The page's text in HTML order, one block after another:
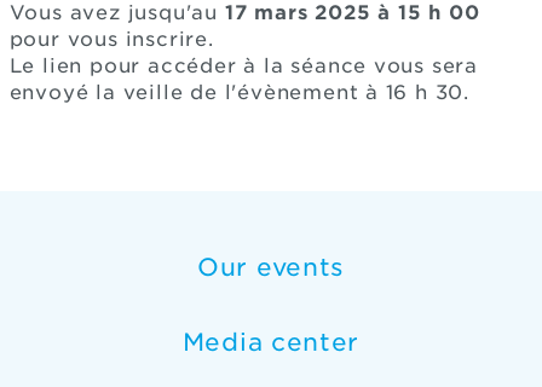
Vous avez jusqu'au 17 mars 2025 à 15 h 00
pour vous inscrire.
Le lien pour accéder à la séance vous sera
envoyé la veille de l'évènement à 16 h 30.
Our events
Media center